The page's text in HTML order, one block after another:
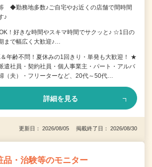
◆勤務地多数♪ご自宅やお近くの店舗で間時間
♪
！好きな時間やスキマ時間でサクッと♪ ☆1日の
まで幅広く大歓迎♪…
年齢不問！夏休みの1回きり・単発も大歓迎！ ★
遣社員・契約社員・個人事業主・パート・アルバ
（夫）・フリーターなど、20代～50代…
詳細を見る
更新日： 2026/08/05 掲載終了日： 2026/08/30
品・治験等のモニター